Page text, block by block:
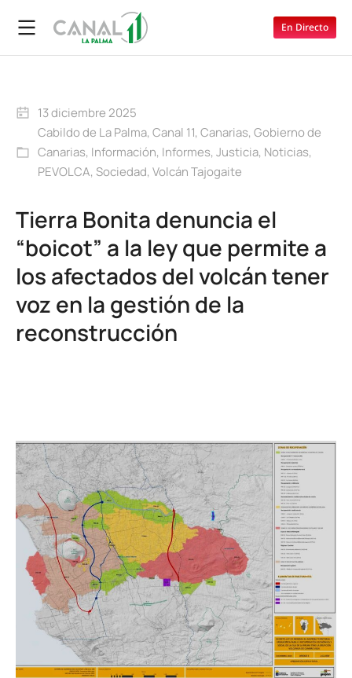
En Directo
13 diciembre 2025
Cabildo de La Palma, Canal 11, Canarias, Gobierno de
Canarias, Información, Informes, Justicia, Noticias,
PEVOLCA, Sociedad, Volcán Tajogaite
Tierra Bonita denuncia el
“boicot” a la ley que permite a
los afectados del volcán tener
voz en la gestión de la
reconstrucción